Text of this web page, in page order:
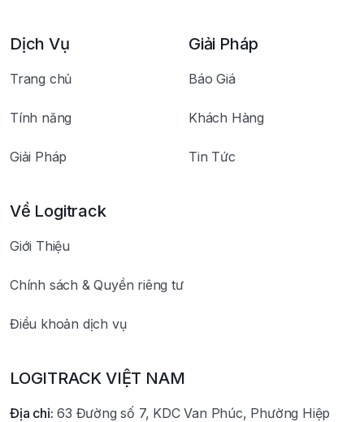
Dịch Vụ
Trang chủ
Tính năng
Giải Pháp
Giải Pháp
Báo Giá
Khách Hàng
Tin Tức
Về Logitrack
Giới Thiệu
Chính sách & Quyền riêng tư
Điều khoản dịch vụ
LOGITRACK VIỆT NAM
Địa chỉ: 63 Đường số 7, KDC Van Phúc, Phường Hiệp